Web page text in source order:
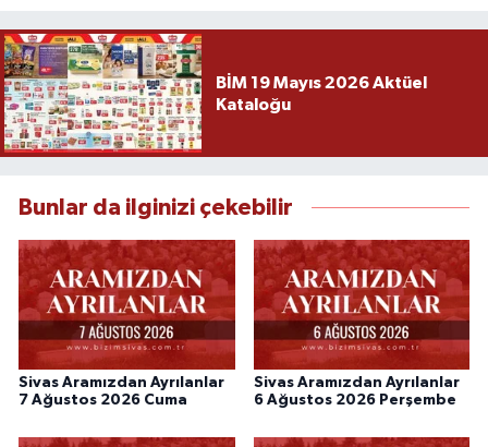
BİM 19 Mayıs 2026 Aktüel
Kataloğu
Bunlar da ilginizi çekebilir
Sivas Aramızdan Ayrılanlar
7 Ağustos 2026 Cuma
Sivas Aramızdan Ayrılanlar
6 Ağustos 2026 Perşembe